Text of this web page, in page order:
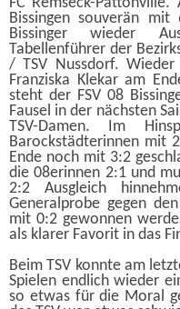
Impressum
FC Remseck-
Bissingen souverän
Bissinger wieder
Tabellenführer der
/ TSV Nussdorf.
Franziska Klekar am
steht der FSV 08
Fausel in der nächsten
TSV-Damen. Im
Barockstädterinnen mit
Ende noch mit 3:2
die 08erinnen 2:1 und
2:2 Ausgleich
Generalprobe gegen
mit 0:2 gewonnen
als klarer Favorit in das
Beim TSV konnte am
Spielen endlich wieder
so etwas für die Moral